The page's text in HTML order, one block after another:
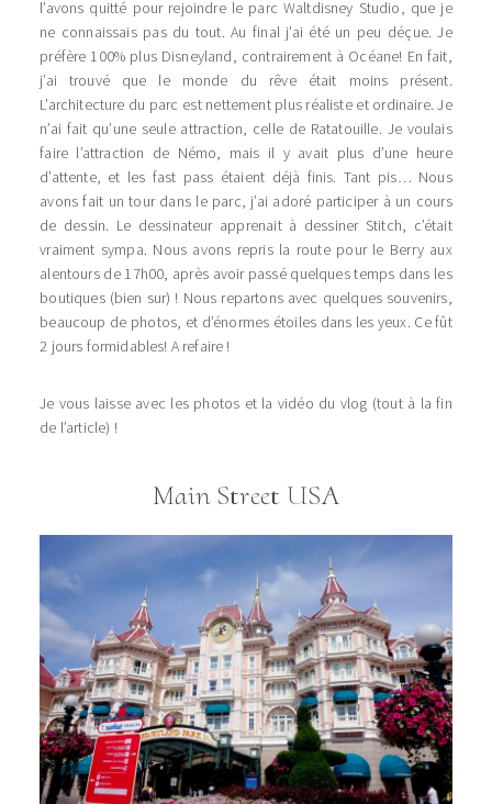
l’avons quitté pour rejoindre le parc Waltdisney Studio, que je
ne connaissais pas du tout. Au final j’ai été un peu déçue. Je
préfère 100% plus Disneyland, contrairement à Océane! En fait,
j’ai trouvé que le monde du rêve était moins présent.
L’architecture du parc est nettement plus réaliste et ordinaire. Je
n’ai fait qu’une seule attraction, celle de Ratatouille. Je voulais
faire l’attraction de Némo, mais il y avait plus d’une heure
d’attente, et les fast pass étaient déjà finis. Tant pis… Nous
avons fait un tour dans le parc, j’ai adoré participer à un cours
de dessin. Le dessinateur apprenait à dessiner Stitch, c’était
vraiment sympa. Nous avons repris la route pour le Berry aux
alentours de 17h00, après avoir passé quelques temps dans les
boutiques (bien sur) ! Nous repartons avec quelques souvenirs,
beaucoup de photos, et d’énormes étoiles dans les yeux. Ce fût
2 jours formidables! A refaire !
Je vous laisse avec les photos et la vidéo du vlog (tout à la fin
de l’article) !
Main Street USA